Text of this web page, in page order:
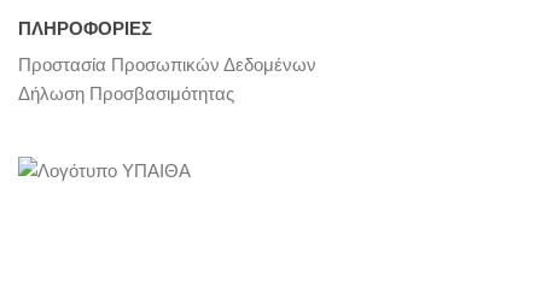
ΠΛΗΡΟΦΟΡΙΕΣ
Προστασία Προσωπικών Δεδομένων
Δήλωση Προσβασιμότητας